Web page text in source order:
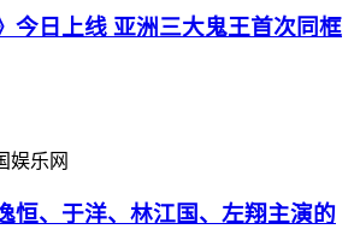
今日上线 亚洲三大鬼王首次同框
娱乐网
恒、于洋、林江国、左翔主演的